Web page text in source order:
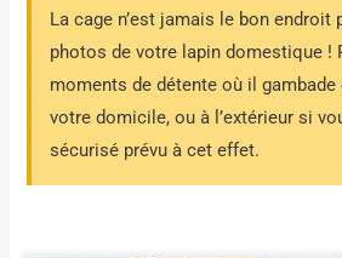
La cage n’est jamais le bon endroit
photos de votre lapin domestique !
moments de détente où il gambade
votre domicile, ou à l’extérieur si
sécurisé prévu à cet effet.